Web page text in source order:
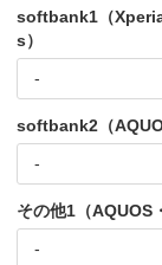
softbank1（
s）
softbank2（
その他1（AQUOS